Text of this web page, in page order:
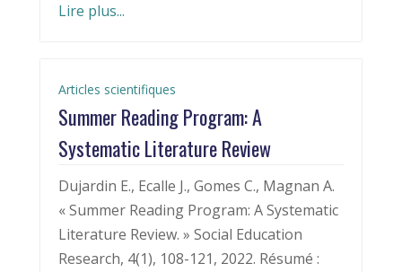
Lire plus...
Articles scientifiques
Summer Reading Program: A
Systematic Literature Review
Dujardin E., Ecalle J., Gomes C., Magnan A.
« Summer Reading Program: A Systematic
Literature Review. » Social Education
Research, 4(1), 108-121, 2022. Résumé :